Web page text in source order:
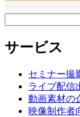
サービス
セミナー撮
ライブ配信
動画素材の
映像制作者